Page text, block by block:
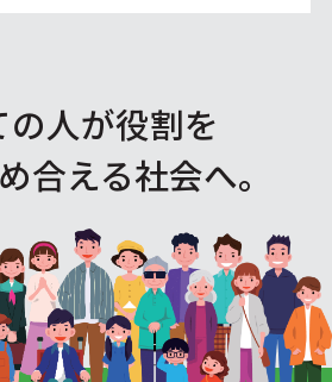
の人が役割を
合える社会へ。